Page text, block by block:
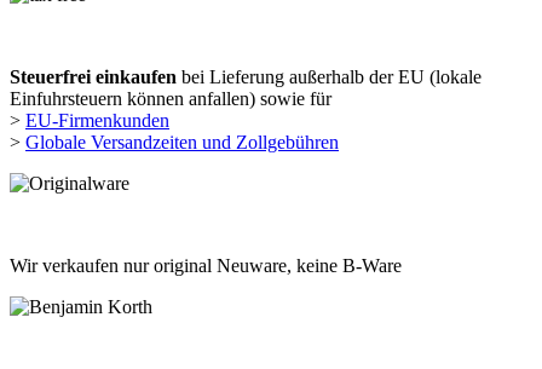
Steuerfrei einkaufen bei Lieferung außerhalb der EU (lokale
Einfuhrsteuern können anfallen) sowie für
> EU-Firmenkunden
> Globale Versandzeiten und Zollgebühren
Wir verkaufen nur original Neuware, keine B-Ware